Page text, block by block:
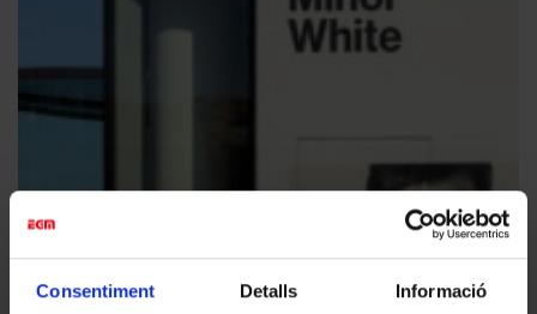
Consentiment Detalls Informació